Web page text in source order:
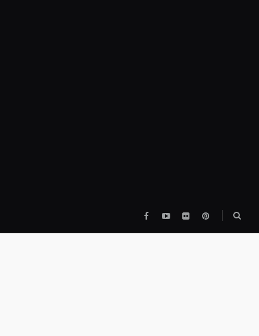
FacebookYouTube
flickr pinterest
ボ